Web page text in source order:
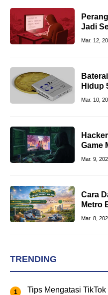
Jadi
Mar. 12,
Hidup
Mar. 10,
Game
Mar. 9,
Cara
Metro
Mar. 8,
TRENDING
Tips Mengatasi